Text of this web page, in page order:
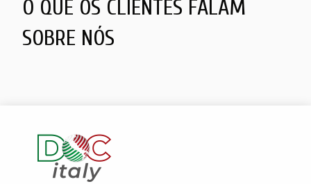
O QUE OS CLIENTES FALAM
SOBRE NÓS